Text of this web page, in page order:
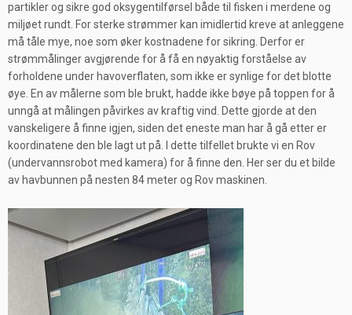
partikler og sikre god oksygentilførsel både til fisken i merdene og
miljøet rundt. For sterke strømmer kan imidlertid kreve at anleggene
må tåle mye, noe som øker kostnadene for sikring. Derfor er
strømmålinger avgjørende for å få en nøyaktig forståelse av
forholdene under havoverflaten, som ikke er synlige for det blotte
øye. En av målerne som ble brukt, hadde ikke bøye på toppen for å
unngå at målingen påvirkes av kraftig vind. Dette gjorde at den
vanskeligere å finne igjen, siden det eneste man har å gå etter er
koordinatene den ble lagt ut på. I dette tilfellet brukte vi en Rov
(undervannsrobot med kamera) for å finne den. Her ser du et bilde
av havbunnen på nesten 84 meter og Rov maskinen.